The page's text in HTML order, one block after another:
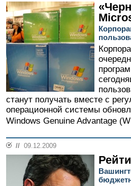
станут получать вместе с
операционной системы
Windows Genuine Advantage
// 09.12.2009